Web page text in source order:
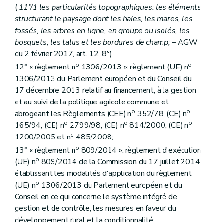
( 11°/1 les particularités topographiques: les éléments
structurant le paysage dont les haies, les mares, les
fossés, les arbres en ligne, en groupe ou isolés, les
bosquets, les talus et les bordures de champ;– AGW
du 2 février 2017, art. 12, 8°)
12° « règlement no 1306/2013 »: règlement (UE) no
1306/2013 du Parlement européen et du Conseil du
17 décembre 2013 relatif au financement, à la gestion
et au suivi de la politique agricole commune et
abrogeant les Règlements (CEE) no 352/78, (CE) no
165/94, (CE) no 2799/98, (CE) no 814/2000, (CE) no
1200/2005 et no 485/2008;
13° « règlement no 809/2014 »: règlement d'exécution
(UE) no 809/2014 de la Commission du 17 juillet 2014
établissant les modalités d'application du règlement
(UE) no 1306/2013 du Parlement européen et du
Conseil en ce qui concerne le système intégré de
gestion et de contrôle, les mesures en faveur du